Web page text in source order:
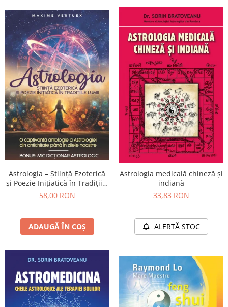
Astrologia – Știință Ezoterică
și Poezie Inițiatică în Tradițiile
Lumii
58,00 RON
ADAUGĂ ÎN COȘ
Astrologia medicală chineză și
indiană
33,83 RON
ALERTĂ STOC